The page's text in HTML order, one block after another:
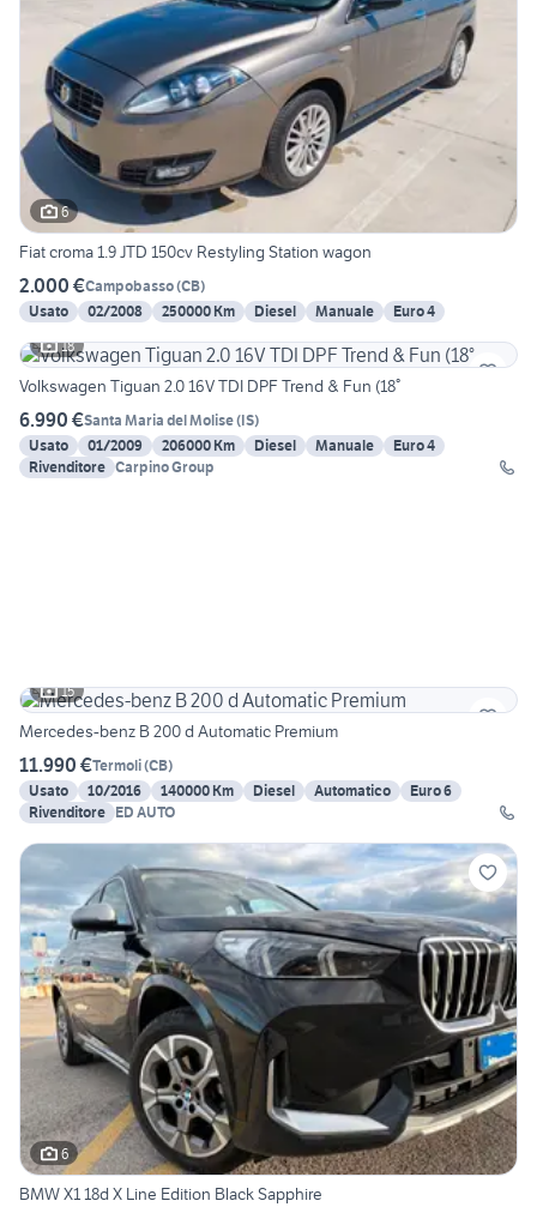
6
Fiat croma 1.9 JTD 150cv Restyling Station wagon
2.000 €Campobasso(CB)
Usato
02/2008 250000 Km Diesel Manuale
Euro 4
18
Volkswagen Tiguan 2.0 16V TDI DPF Trend & Fun (18°
6.990 €Santa Maria del Molise(IS)
Usato
01/2009 206000 Km Diesel Manuale
Euro 4
Rivenditore Carpino Group
15
Mercedes-benz B 200 d Automatic Premium
11.990 €Termoli(CB)
Usato
10/2016 140000 Km Diesel Automatico
Euro 6
Rivenditore ED AUTO
6
BMW X1 18d X Line Edition Black Sapphire